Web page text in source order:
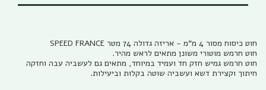
חיתוך וקצירת דשא ועשביה שוטה בקלות וביעילות.